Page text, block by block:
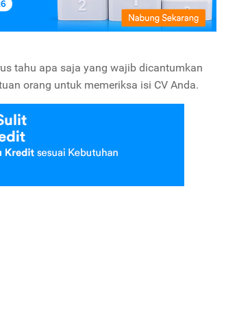
tahu apa saja yang wajib dicantumkan
orang untuk memeriksa isi CV Anda.